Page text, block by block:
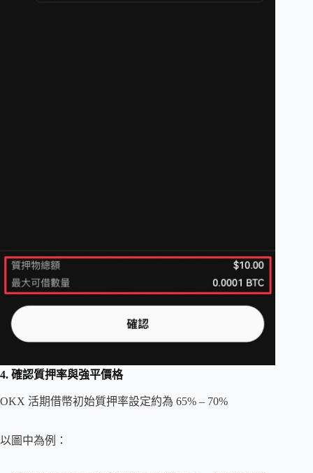
4. 確認質押率與強平價格
OKX 活期借幣初始質押率設定約為 65% – 70%
以圖中為例：